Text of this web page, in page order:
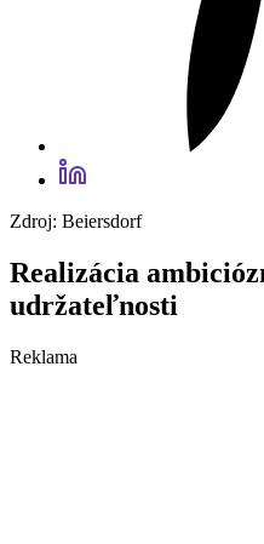
Zdroj: Beiersdorf
Realizácia
udržateľnosti
Reklama